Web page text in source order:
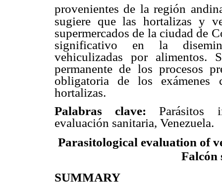
provenientes de la región
sugiere que las hortalizas y
supermercados de la ciudad de
significativo en la
vehiculizadas por alimentos.
permanente de los procesos
obligatoria de los exámenes
hortalizas.
Palabras clave: Parásitos
evaluación sanitaria, Venezuela.
Parasitological evaluation of
Falcón
SUMMARY